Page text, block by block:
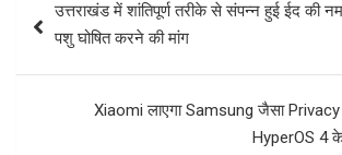
navigation
उत्तराखंड में शांतिपूर्ण तरीके से संपन्न हुई ईद की
पशु घोषित करने की मांग
Xiaomi लाएगा Samsung जैसा
HyperOS 4 के